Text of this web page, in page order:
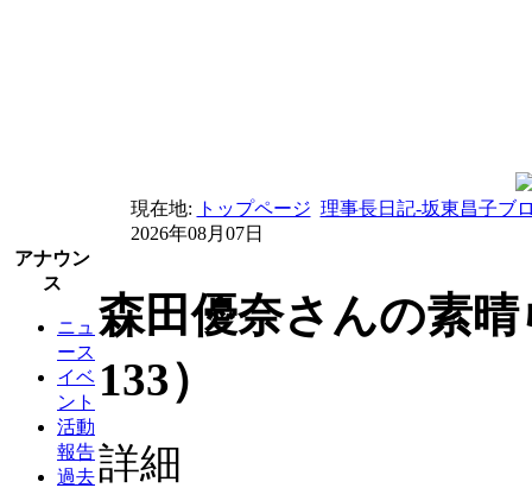
現在地: トップページ 理事長日記-坂東昌子ブ
2026年08月07日
アナウン
ス
ニュ
ース
イベ
ント
活動
報告
過去
森田優奈さんの素
133）
詳細